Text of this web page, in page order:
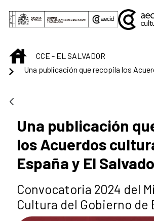
Saltar al contenido principal
INICIOCCE - EL SALVADOR
Una publicación
los Acuerdos
España y El
Convocatoria 2024 del
Cultura del Gobierno de